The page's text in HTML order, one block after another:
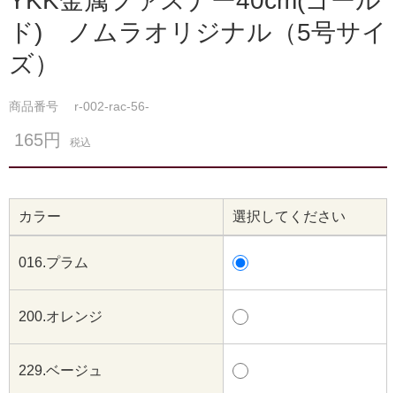
ド) ノムラオリジナル（5号サイ
ズ）
商品番号 r-002-rac-56-
165円 税込
カラー 選択してください
016.プラム
200.オレンジ
229.ベージュ